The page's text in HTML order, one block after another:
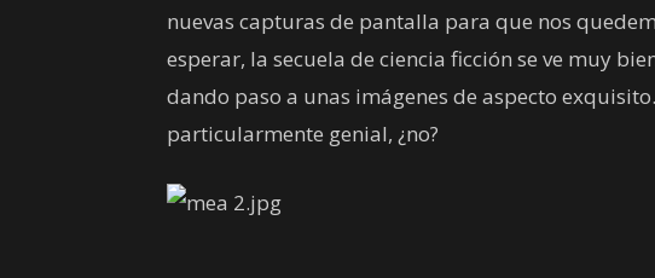
nuevas capturas de pantalla para que nos
esperar, la secuela de ciencia ficción se ve muy
dando paso a unas imágenes de aspecto
particularmente genial, ¿no?